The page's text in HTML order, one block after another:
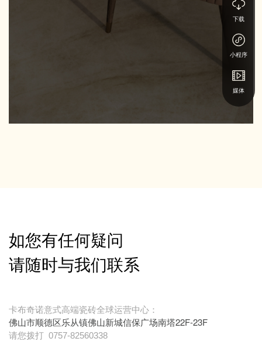
如您有任何疑问
请随时与我们联系
卡布奇诺意式高端瓷砖全球运营中心：
佛山市顺德区乐从镇佛山新城信保广场南塔22F-23F
请您拨打 0757-82560338
下载
小程序
媒体